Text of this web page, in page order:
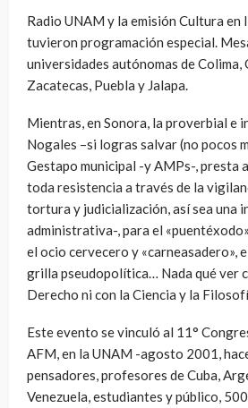
Radio UNAM y la emisión Cultura en
tuvieron programación especial.
universidades autónomas de Colima,
Zacatecas, Puebla y Jalapa.
Mientras, en Sonora, la proverbial e
Nogales –si logras salvar (no pocos
Gestapo municipal -y AMPs-, presta
toda resistencia a través de la
tortura y judicialización, así sea una
administrativa-, para el
el ocio cervecero y «carneasadero»,
grilla pseudopolítica… Nada qué ver
Derecho ni con la Ciencia y la
Este evento se vinculó al 11°
AFM, en la UNAM -agosto 2001,
pensadores, profesores de Cuba,
Venezuela, estudiantes y público,